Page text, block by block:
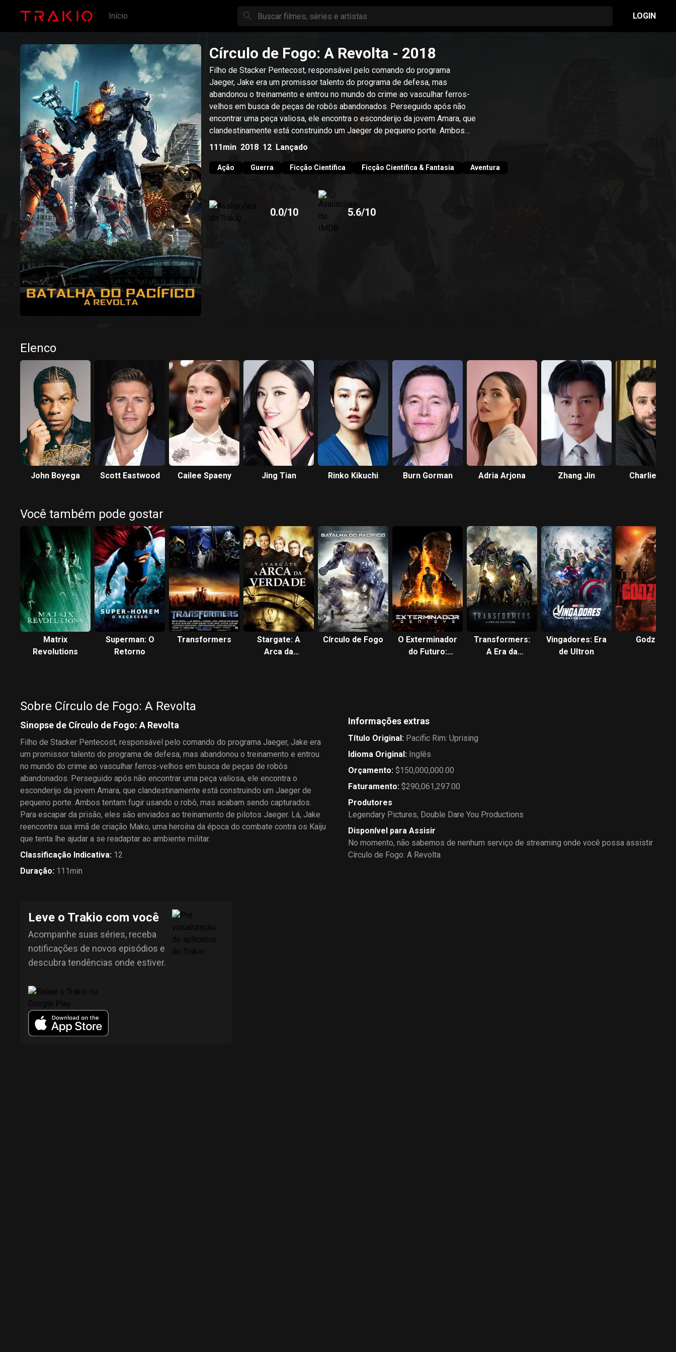
Início LOGIN
Círculo de Fogo: A Revolta - 2018
Filho de Stacker Pentecost, responsável pelo comando do programa
Jaeger, Jake era um promissor talento do programa de defesa, mas
abandonou o treinamento e entrou no mundo do crime ao vasculhar ferros-
velhos em busca de peças de robôs abandonados. Perseguido após não
encontrar uma peça valiosa, ele encontra o esconderijo da jovem Amara, que
clandestinamente está construindo um Jaeger de pequeno porte. Ambos
tentam fugir usando o robô, mas acabam sendo capturados. Para escapar
da prisão, eles são enviados ao treinamento de pilotos Jaeger. Lá, Jake
reencontra sua irmã de criação Mako, uma heroína da época do combate
111min 2018 12 Lançado
Ação Guerra Ficção Científica Ficção Científica & Fantasia Aventura
0.0/10 5.6/10
Elenco
John Boyega Scott Eastwood Cailee Spaeny Jing Tian Rinko Kikuchi Burn Gorman Adria Arjona Zhang Jin Charlie Day
Você também pode gostar
Matrix
Revolutions
Superman: O
Retorno
Transformers
Stargate: A
Arca da
Círculo de Fogo
O Exterminador
do Futuro:
Transformers:
A Era da
Vingadores: Era
de Ultron
Godzilla
Sobre Círculo de Fogo: A Revolta
Sinopse de Círculo de Fogo: A Revolta
Filho de Stacker Pentecost, responsável pelo comando do programa Jaeger, Jake era
um promissor talento do programa de defesa, mas abandonou o treinamento e entrou
no mundo do crime ao vasculhar ferros-velhos em busca de peças de robôs
abandonados. Perseguido após não encontrar uma peça valiosa, ele encontra o
esconderijo da jovem Amara, que clandestinamente está construindo um Jaeger de
pequeno porte. Ambos tentam fugir usando o robô, mas acabam sendo capturados.
Para escapar da prisão, eles são enviados ao treinamento de pilotos Jaeger. Lá, Jake
reencontra sua irmã de criação Mako, uma heroína da época do combate contra os Kaiju
que tenta lhe ajudar a se readaptar ao ambiente militar.
Classificação Indicativa: 12
Duração: 111min
Informações extras
Título Original: Pacific Rim: Uprising
Idioma Original: Inglês
Orçamento: $150,000,000.00
Faturamento: $290,061,297.00
Produtores
Legendary Pictures, Double Dare You Productions
Disponível para Assisir
No momento, não sabemos de nenhum serviço de streaming onde você possa assistir
Círculo de Fogo: A Revolta
Leve o Trakio com você
Acompanhe suas séries, receba
notificações de novos episódios e
descubra tendências onde estiver.